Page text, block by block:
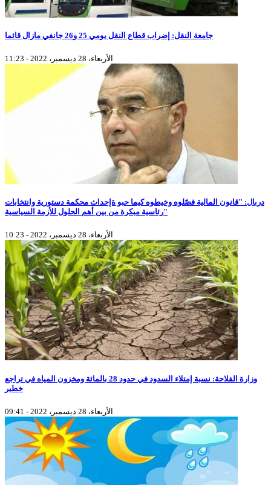
جامعة النقل: إضراب قطاع النقل يومي 25 و26 جانفي مازال قائما
الأربعاء، 28 ديسمبر، 2022 - 11:23
دربال: "قانون المالية فصّلوه وخيطوه كيما حبو ةإحداث محكمة دستورية وانتخابات
رئاسية مبكرة من بين أهم الحلول للأزمة السياسية"
الأربعاء، 28 ديسمبر، 2022 - 10:23
وزارة الفلاحة: نسبة إمتلاء السدود في حدود 28 بالمائة ومخزون المياه في تراجع
خطير
الأربعاء، 28 ديسمبر، 2022 - 09:41